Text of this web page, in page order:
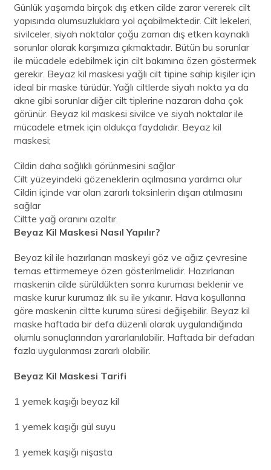
Günlük yaşamda birçok dış etken cilde zarar vererek cilt
yapısında olumsuzluklara yol açabilmektedir. Cilt lekeleri,
sivilceler, siyah noktalar çoğu zaman dış etken kaynaklı
sorunlar olarak karşımıza çıkmaktadır. Bütün bu sorunlar
ile mücadele edebilmek için cilt bakımına özen göstermek
gerekir. Beyaz kil maskesi yağlı cilt tipine sahip kişiler için
ideal bir maske türüdür. Yağlı ciltlerde siyah nokta ya da
akne gibi sorunlar diğer cilt tiplerine nazaran daha çok
görünür. Beyaz kil maskesi sivilce ve siyah noktalar ile
mücadele etmek için oldukça faydalıdır. Beyaz kil
maskesi;
Cildin daha sağlıklı görünmesini sağlar
Cilt yüzeyindeki gözeneklerin açılmasına yardımcı olur
Cildin içinde var olan zararlı toksinlerin dışarı atılmasını
sağlar
Ciltte yağ oranını azaltır.
Beyaz Kil Maskesi Nasıl Yapılır?
Beyaz kil ile hazırlanan maskeyi göz ve ağız çevresine
temas ettirmemeye özen gösterilmelidir. Hazırlanan
maskenin cilde sürüldükten sonra kuruması beklenir ve
maske kurur kurumaz ılık su ile yıkanır. Hava koşullarına
göre maskenin ciltte kuruma süresi değişebilir. Beyaz kil
maske haftada bir defa düzenli olarak uygulandığında
olumlu sonuçlarından yararlanılabilir. Haftada bir defadan
fazla uygulanması zararlı olabilir.
Beyaz Kil Maskesi Tarifi
1 yemek kaşığı beyaz kil
1 yemek kaşığı gül suyu
1 yemek kaşığı nişasta